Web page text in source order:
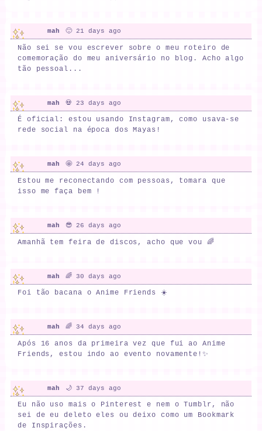
mah 🙂 21 days ago
Não sei se vou escrever sobre o meu roteiro de
comemoração do meu aniversário no blog. Acho algo
tão pessoal...
mah 💀 23 days ago
É oficial: estou usando Instagram, como usava-se
rede social na época dos Mayas!
mah 🤩 24 days ago
Estou me reconectando com pessoas, tomara que
isso me faça bem !
mah 😎 26 days ago
Amanhã tem feira de discos, acho que vou 🌈
mah 🌈 30 days ago
Foi tão bacana o Anime Friends ☀️
mah 🌈 34 days ago
Após 16 anos da primeira vez que fui ao Anime
Friends, estou indo ao evento novamente!✨
mah 🌙 37 days ago
Eu não uso mais o Pinterest e nem o Tumblr, não
sei de eu deleto eles ou deixo como um Bookmark
de Inspirações.